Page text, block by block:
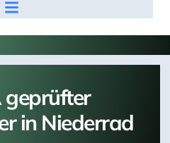
geprüfter
in Niederrad